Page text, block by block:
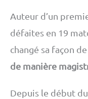
Auteur d’un
défaites en 19
changé sa façon
de manière
Depuis le début